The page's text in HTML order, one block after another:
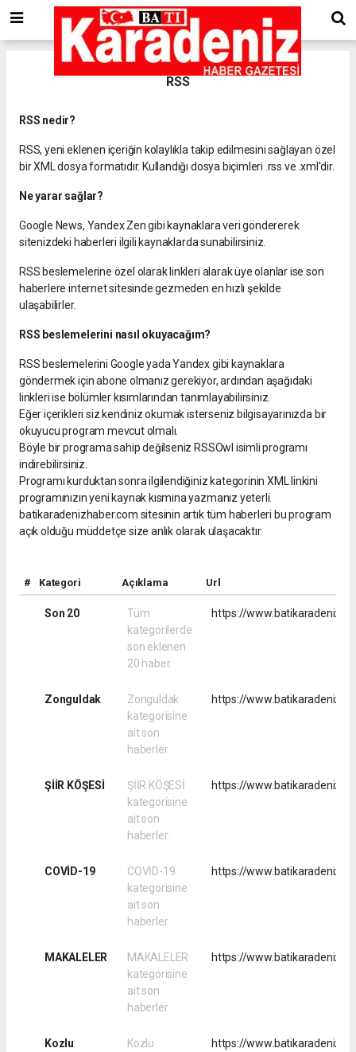
RSS
RSS nedir?
RSS, yeni eklenen içeriğin kolaylıkla takip edilmesini sağlayan özel
bir XML dosya formatıdır. Kullandığı dosya biçimleri .rss ve .xml'dir.
Ne yarar sağlar?
Google News, Yandex Zen gibi kaynaklara veri göndererek
sitenizdeki haberleri ilgili kaynaklarda sunabilirsiniz.
RSS beslemelerine özel olarak linkleri alarak üye olanlar ise son
haberlere internet sitesinde gezmeden en hızlı şekilde
ulaşabilirler.
RSS beslemelerini nasıl okuyacağım?
RSS beslemelerini Google yada Yandex gibi kaynaklara
göndermek için abone olmanız gerekiyor, ardından aşağıdaki
linkleri ise bölümler kısımlarından tanımlayabilirsiniz.
Eğer içerikleri siz kendiniz okumak isterseniz bilgisayarınızda bir
okuyucu program mevcut olmalı.
Böyle bir programa sahip değilseniz RSSOwl isimli programı
indirebilirsiniz.
Programı kurduktan sonra ilgilendiğiniz kategorinin XML linkini
programınızın yeni kaynak kısmına yazmanız yeterli.
batikaradenizhaber.com sitesinin artık tüm haberleri bu program
açık olduğu müddetçe size anlık olarak ulaşacaktır.
# Kategori Açıklama Url
Son 20
Tüm
kategorilerde
son eklenen
20 haber.
https://
Zonguldak
Zonguldak
kategorisine
ait son
haberler.
https://
ŞİİR KÖŞESİ
ŞİİR KÖŞESİ
kategorisine
ait son
haberler.
https://
COVİD-19
COVİD-19
kategorisine
ait son
haberler.
https://
MAKALELER
MAKALELER
kategorisine
ait son
haberler.
https://
Kozlu
Kozlu
https://